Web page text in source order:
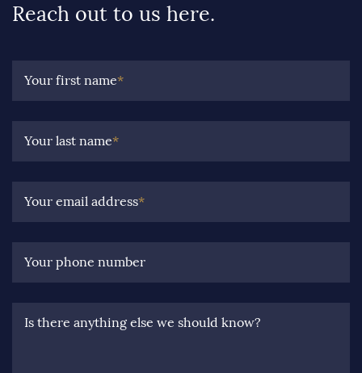
Reach out to us here.
Your first name*
Your last name*
Your email address*
Your phone number
Is there anything else we should know?